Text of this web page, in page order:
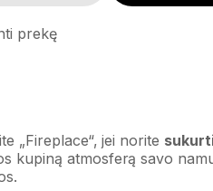
prekę
„Fireplace“, jei norite
kupiną atmosferą savo